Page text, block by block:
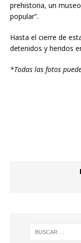
prehistoria, un
popular”.
Hasta el cierre de
detenidos y heridos
*Todas las fotos